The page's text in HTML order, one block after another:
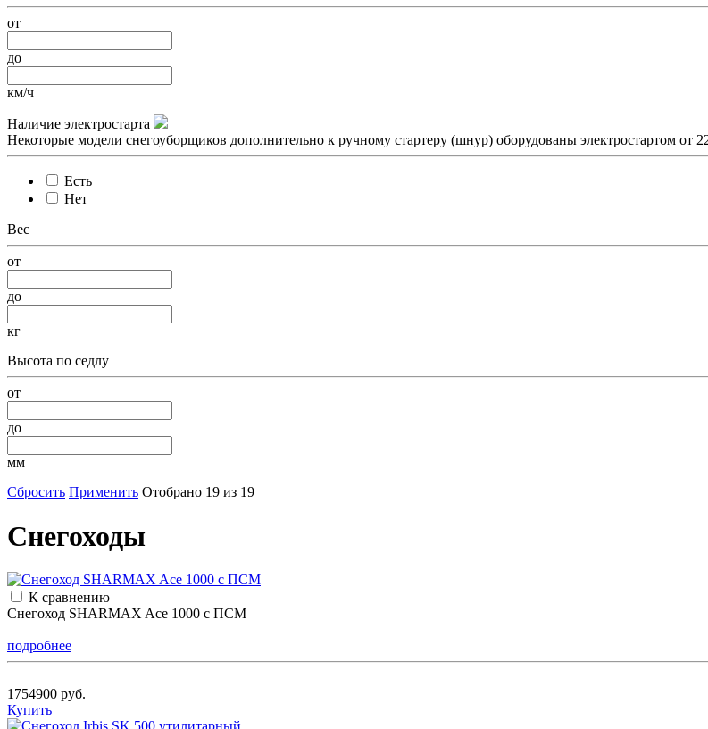
от
до
км/ч
Наличие электростарта
Некоторые модели снегоуборщиков дополнительно к ручному стартеру (шнур) оборудованы электростартом от
Есть
Нет
Вес
от
до
кг
Высота по седлу
от
до
мм
Сбросить Применить Отобрано 19 из 19
Снегоходы
К сравнению
Снегоход SHARMAX Ace 1000 с ПСМ
подробнее
1754900 руб.
Купить